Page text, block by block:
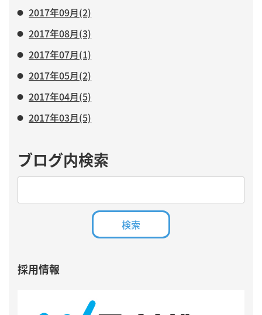
2017年09月(2)
2017年08月(3)
2017年07月(1)
2017年05月(2)
2017年04月(5)
2017年03月(5)
ブログ内検索
採用情報